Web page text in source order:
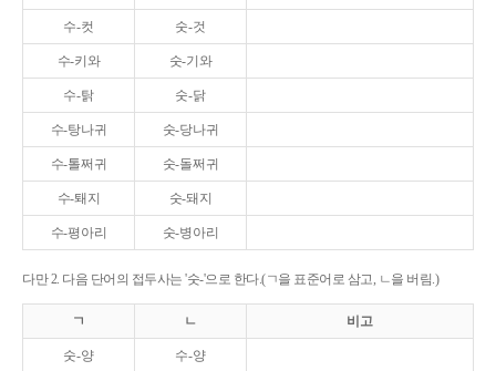
수-컷 숫-것
수-키와 숫-기와
수-탉 숫-닭
수-탕나귀 숫-당나귀
수-톨쩌귀 숫-돌쩌귀
수-퇘지 숫-돼지
수-평아리 숫-병아리
다만 2. 다음 단어의 접두사는 '숫-'으로 한다.(ㄱ을 표준어로 삼고, ㄴ을 버림.)
ㄱ ㄴ 비고
숫-양 수-양